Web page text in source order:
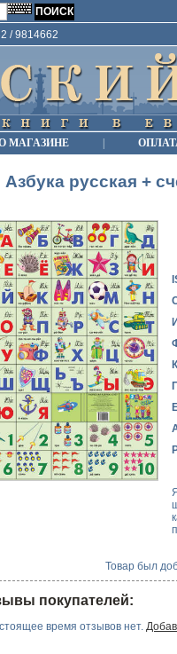
/ 9814662
МАГАЗИНЕ
Азбука русская +
Товар был
покупателей:
время отзывов нет.